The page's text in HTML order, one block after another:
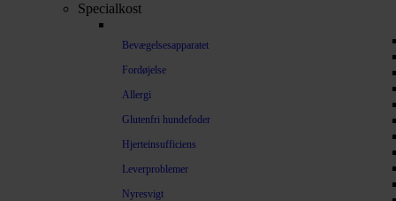
Specialkost
Bevægelsesapparatet
Fordøjelse
Allergi
Glutenfri hundefoder
Hjerteinsufficiens
Leverproblemer
Nyresvigt